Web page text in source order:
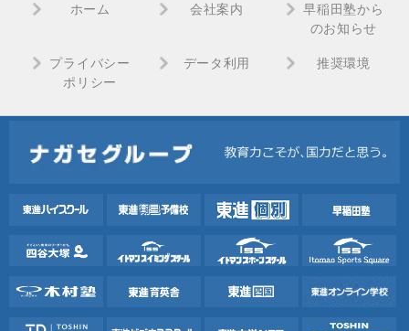
ホーム 会社案内
早稲田塾から
のお知らせ
プライバシー
ポリシー
データ利用 推奨環境